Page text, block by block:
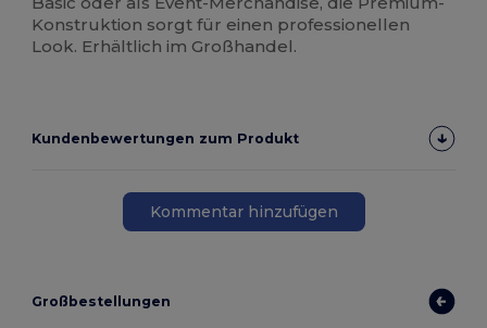
Konstruktion sorgt für einen professionellen
Look. Erhältlich im Großhandel.
Kundenbewertungen zum Produkt
Kommentar hinzufügen
Großbestellungen